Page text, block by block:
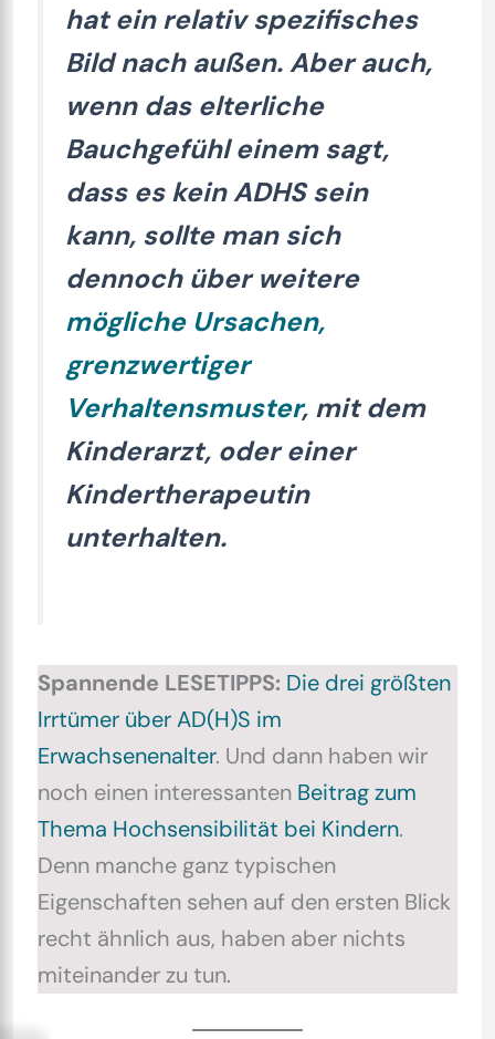
hat ein relativ spezifisches
Bild nach außen. Aber auch,
wenn das elterliche
Bauchgefühl einem sagt,
dass es kein ADHS sein
kann, sollte man sich
dennoch über weitere
mögliche Ursachen,
grenzwertiger
Verhaltensmuster, mit dem
Kinderarzt, oder einer
Kindertherapeutin
unterhalten.
Spannende LESETIPPS: Die drei größten
Irrtümer über AD(H)S im
Erwachsenenalter. Und dann haben wir
noch einen interessanten Beitrag zum
Thema Hochsensibilität bei Kindern.
Denn manche ganz typischen
Eigenschaften sehen auf den ersten Blick
recht ähnlich aus, haben aber nichts
miteinander zu tun.